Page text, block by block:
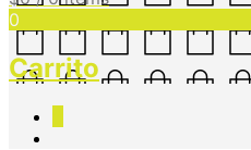
0
Carrito